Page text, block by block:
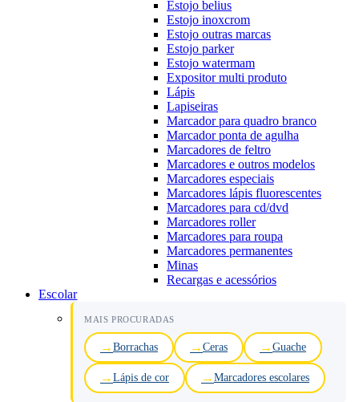
Estojo belius
Estojo inoxcrom
Estojo outras marcas
Estojo parker
Estojo watermam
Expositor multi produto
Lápis
Lapiseiras
Marcador para quadro branco
Marcador ponta de agulha
Marcadores de feltro
Marcadores e outros modelos
Marcadores especiais
Marcadores lápis fluorescentes
Marcadores para cd/dvd
Marcadores roller
Marcadores para roupa
Marcadores permanentes
Minas
Recargas e acessórios
Escolar
MAIS PROCURADAS
Borrachas Ceras Guache
Lápis de cor Marcadores escolares